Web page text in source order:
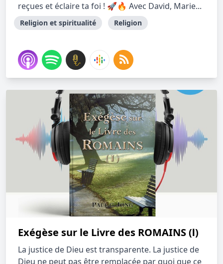
reçues et éclaire ta foi ! 🚀🔥 Avec David, Marie...
Religion et spiritualité Religion
Exégèse sur le Livre des ROMAINS (Ⅰ)
La justice de Dieu est transparente. La justice de
Dieu ne peut pas être remplacée par quoi que ce